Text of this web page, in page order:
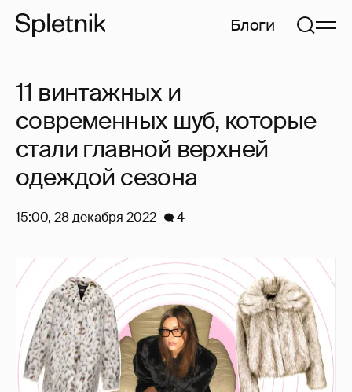
Блоги
11 винтажных и
современных шуб, которые
стали главной верхней
одеждой сезона
15:00, 28 декабря 2022 4